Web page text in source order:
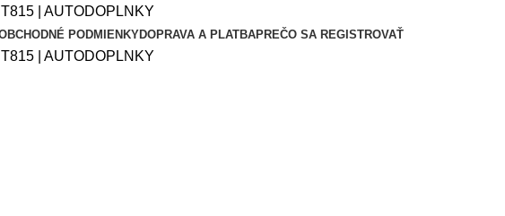
| AUTODOPLNKY
PODMIENKYDOPRAVA A PLATBAPREČO SA REGISTROVAŤ
| AUTODOPLNKY